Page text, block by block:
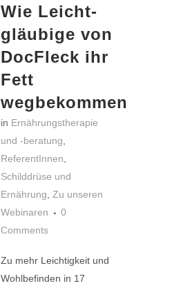
Wie Leicht-
gläubige von
DocFleck ihr
Fett
wegbekommen
in Ernährungstherapie
und -beratung
ReferentInnen
Schilddrüse und
Ernährung
Zu unseren
Webinaren
0
Comments
Zu mehr Leichtigkeit und
Wohlbefinden in 17